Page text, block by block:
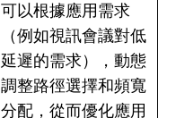
可以根據應用需求
（例如視訊會議對低
延遲的需求），動態
調整路徑選擇和頻寬
分配，從而優化應用